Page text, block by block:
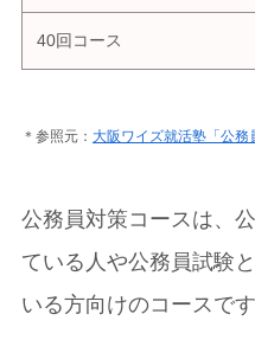
40回コース
＊参照元： 大阪ワイズ就活塾「公務
公務員対策コースは、
ている人や公務員試験
いる方向けのコースです